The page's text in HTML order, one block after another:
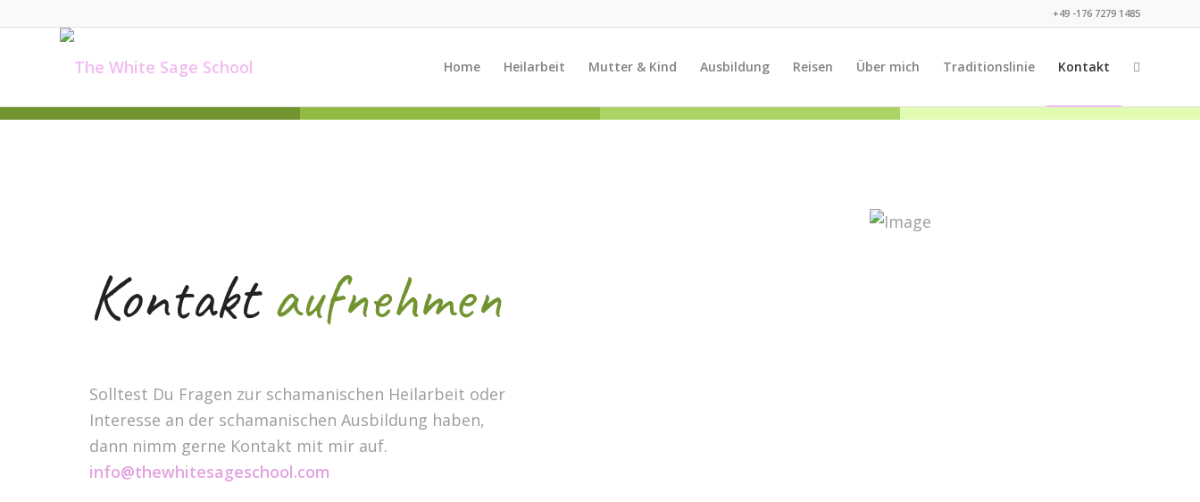
+49 -176 7279 1485
Home Heilarbeit Mutter & Kind Ausbildung Reisen Über mich Traditionslinie Kontakt
Kontaktaufnehmen
Solltest Du Fragen zur schamanischen Heilarbeit oder
Interesse an der schamanischen Ausbildung haben,
dann nimm gerne Kontakt mit mir auf.
info@thewhitesageschool.com